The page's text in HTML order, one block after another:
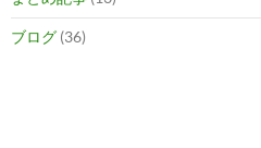
ブログ (36)